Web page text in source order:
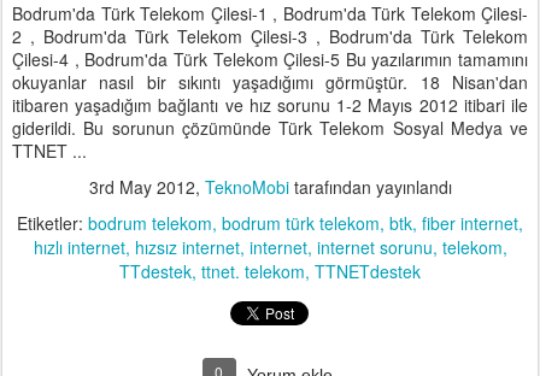
Bodrum'da Türk Telekom Çilesi-1 , Bodrum'da Türk Telekom Çilesi-
2 , Bodrum'da Türk Telekom Çilesi-3 , Bodrum'da Türk Telekom
Çilesi-4 , Bodrum'da Türk Telekom Çilesi-5 Bu yazılarımın tamamını
okuyanlar nasıl bir sıkıntı yaşadığımı görmüştür. 18 Nisan'dan
itibaren yaşadığım bağlantı ve hız sorunu 1-2 Mayıs 2012 itibari ile
giderildi. Bu sorunun çözümünde Türk Telekom Sosyal Medya ve
TTNET ...
3rd May 2012, TeknoMobitarafından yayınlandı
Etiketler: bodrum telekom bodrum türk telekom btk fiber internet
hızlı internet hızsız internet internet internet sorunu telekom
TTdestek ttnet. telekom TTNETdestek
0